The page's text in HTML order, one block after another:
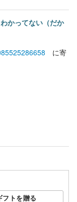
かってない（だか
に寄
フトを贈る